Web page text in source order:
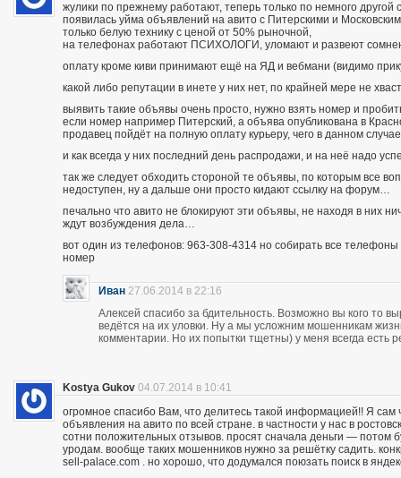
жулики по прежнему работают, теперь только по немного другой
появилась уйма объявлений на авито с Питерскими и
только белую технику с ценой от 50% рыночной,
на телефонах работают ПСИХОЛОГИ, уломают и развеют
оплату кроме киви принимают ещё на ЯД и вебмани (видимо
какой либо репутации в инете у них нет, по крайней мере не
выявить такие объявы очень просто, нужно взять номер и
если номер например Питерский, а объява опубликована в
продавец пойдёт на полную оплату курьеру, чего в данном
и как всегда у них последний день распродажи, и на неё надо
так же следует обходить стороной те объявы, по которым все
недоступен, ну а дальше они просто кидают ссылку на форум…
печально что авито не блокируют эти объявы, не находя в них
ждут возбуждения дела…
вот один из телефонов: 963-308-4314 но собирать все
номер
Иван 27.06.2014 в 22:16
Алексей спасибо за бдительность. Возможно вы кого то
ведётся на их уловки. Ну а мы усложним мошенникам
комментарии. Но их попытки тщетны) у меня всегда есть
Kostya Gukov 04.07.2014 в 10:41
огромное спасибо Вам, что делитесь такой информацией!! Я
объявления на авито по всей стране. в частности у нас в
сотни положительных отзывов. просят сначала деньги — потом
уродам. вообще таких мошенников нужно за решётку садить.
sell-palace.com . но хорошо, что додумался поюзать поиск в